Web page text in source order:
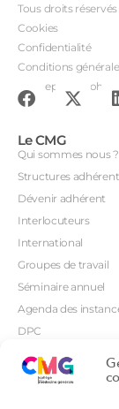
Tous droits
Cookies
Confidentialité
Conditions
Conception : John
Le CMG
Qui sommes nous ?
Structures
Dévenir adhérent
Interlocuteurs
International
Groupes de travail
Séminaire annuel
Agenda des
DPC
Orientations